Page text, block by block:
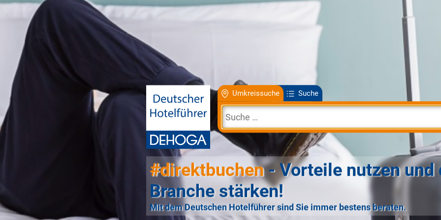
Umkreissuche Suche
#direktbuchen- Vorteile nutzen und
Branche stärken!
Mit dem Deutschen Hotelführer sind Sie immer bestens beraten.